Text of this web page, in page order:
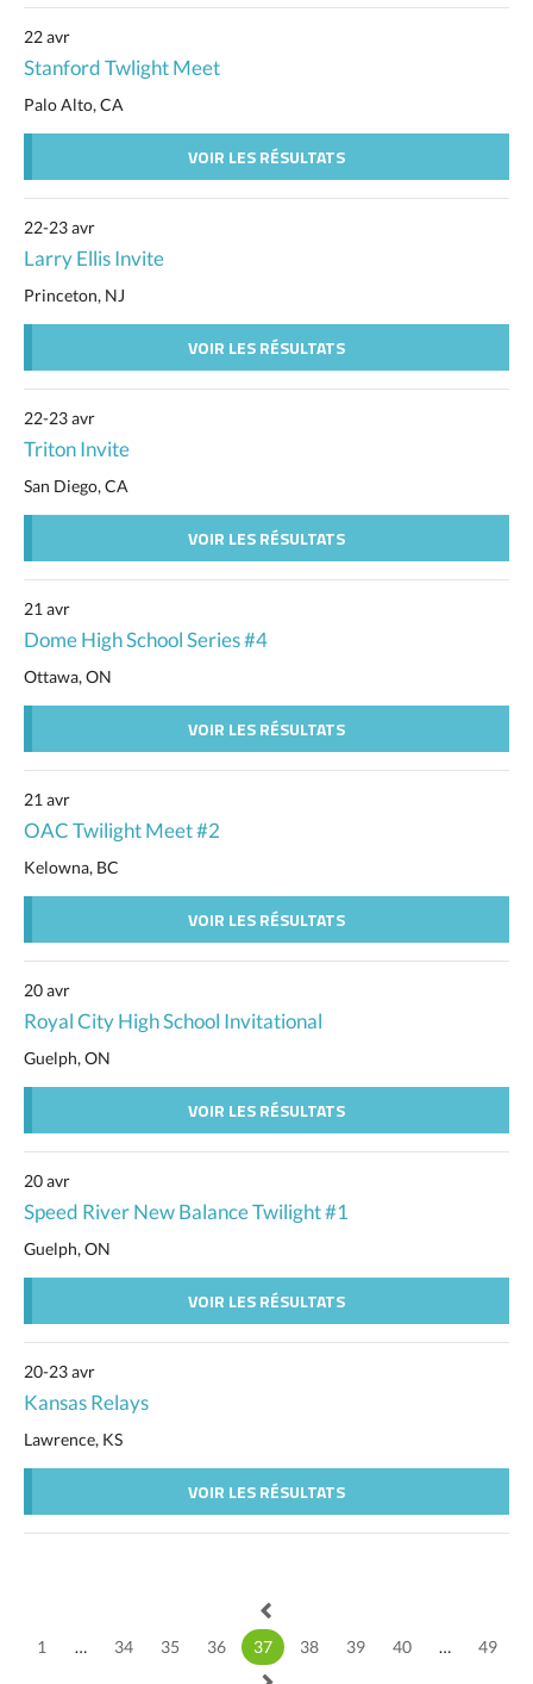
22 avr
Stanford Twlight Meet
Palo Alto, CA
VOIR LES RÉSULTATS
22-23 avr
Larry Ellis Invite
Princeton, NJ
VOIR LES RÉSULTATS
22-23 avr
Triton Invite
San Diego, CA
VOIR LES RÉSULTATS
21 avr
Dome High School Series #4
Ottawa, ON
VOIR LES RÉSULTATS
21 avr
OAC Twilight Meet #2
Kelowna, BC
VOIR LES RÉSULTATS
20 avr
Royal City High School Invitational
Guelph, ON
VOIR LES RÉSULTATS
20 avr
Speed River New Balance Twilight #1
Guelph, ON
VOIR LES RÉSULTATS
20-23 avr
Kansas Relays
Lawrence, KS
VOIR LES RÉSULTATS
1 … 34 35 36 37 38 39 40 … 49